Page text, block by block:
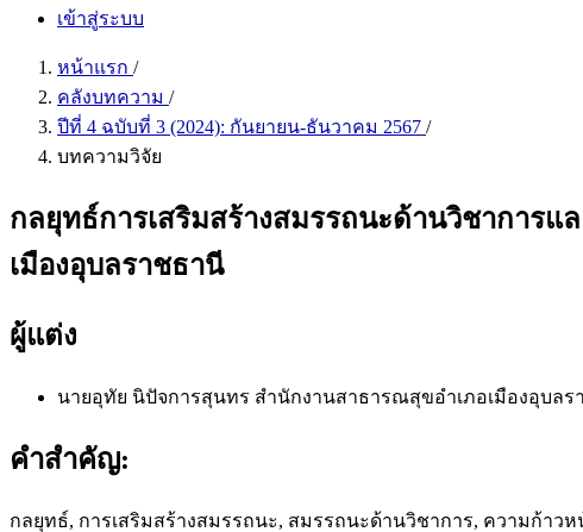
เข้าสู่ระบบ
หน้าแรก /
คลังบทความ /
ปีที่ 4 ฉบับที่ 3 (2024): กันยายน-ธันวาคม 2567 /
บทความวิจัย
กลยุทธ์การเสริมสร้างสมรรถนะด้านวิชาการ
เมืองอุบลราชธานี
ผู้แต่ง
นายอุทัย นิปัจการสุนทร สำนักงานสาธารณสุขอำเภอเมืองอุบลร
คำสำคัญ:
กลยุทธ์, การเสริมสร้างสมรรถนะ, สมรรถนะด้านวิชาการ, ความก้าว